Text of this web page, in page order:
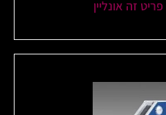
זה אונליין